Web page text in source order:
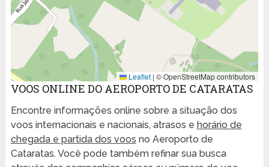
Leaflet | © OpenStreetMap contributors
VOOS ONLINE DO AEROPORTO DE CATARATAS
Encontre informações online sobre a situação dos
voos internacionais e nacionais, atrasos e horário de
chegada e partida dos voos no Aeroporto de
Cataratas. Você pode também refinar sua busca